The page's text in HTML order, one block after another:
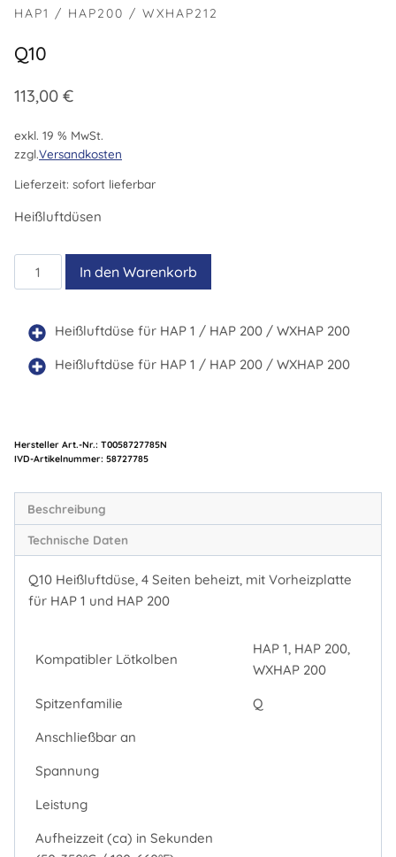
HAP1 / HAP200 / WXHAP212
Q10
113,00 €
exkl. 19 % MwSt.
zzgl.Versandkosten
Lieferzeit: sofort lieferbar
Heißluftdüsen
Menge
In den Warenkorb
Heißluftdüse für HAP 1 / HAP 200 / WXHAP 200
Heißluftdüse für HAP 1 / HAP 200 / WXHAP 200
Hersteller Art.-Nr.: T0058727785N
Artikelnummer: 58727785
Beschreibung
Technische Daten
Q10 Heißluftdüse, 4 Seiten beheizt, mit Vorheizplatte
für HAP 1 und HAP 200
Kompatibler Lötkolben
HAP 1, HAP 200,
WXHAP 200
Spitzenfamilie
Q
Anschließbar an
Spannung
Leistung
Aufheizzeit (ca) in Sekunden